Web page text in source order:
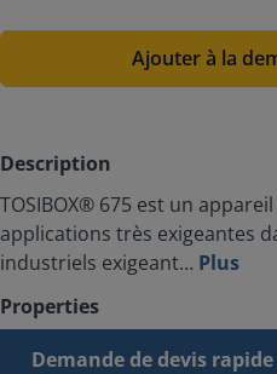
Ajouter à la
Description
TOSIBOX® 675 est un
applications très exigeantes
industriels exigeant… Plus
Properties
Demande de devis rapide